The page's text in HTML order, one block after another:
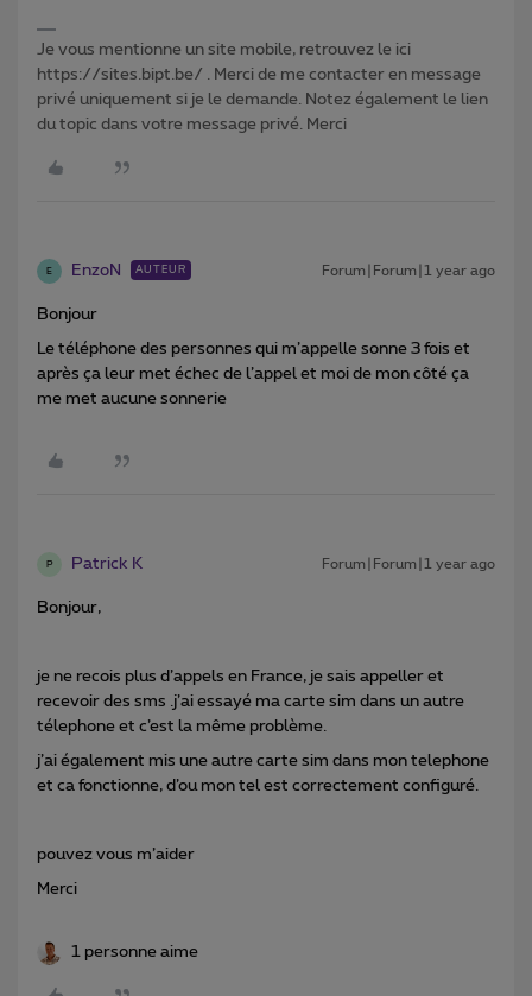
Je vous mentionne un site mobile, retrouvez le ici
https://sites.bipt.be/ . Merci de me contacter en message
privé uniquement si je le demande. Notez également le lien
du topic dans votre message privé. Merci
E EnzoN AUTEUR Forum|Forum|1 year ago
Bonjour
Le téléphone des personnes qui m’appelle sonne 3 fois et
après ça leur met échec de l’appel et moi de mon côté ça
me met aucune sonnerie
P Patrick K Forum|Forum|1 year ago
Bonjour,
je ne recois plus d’appels en France, je sais appeller et
recevoir des sms .j’ai essayé ma carte sim dans un autre
télephone et c’est la même problème.
j’ai également mis une autre carte sim dans mon telephone
et ca fonctionne, d’ou mon tel est correctement configuré.
pouvez vous m’aider
Merci
1 personne aime